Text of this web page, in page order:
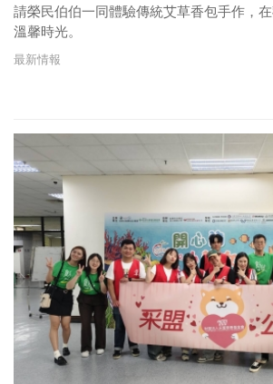
請榮民伯伯一同體驗傳統艾草香包手作，
溫馨時光。
最新情報